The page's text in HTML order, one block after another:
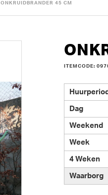
ONKRUIDBRANDER 45 CM
ITEMCODE:
Dag
Weekend
Week
4 Weken
Waarborg